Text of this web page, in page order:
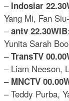
– Indosiar
Yang Mi, Fan
–antv 22.30WIB
Yunita Sarah
–TransTV
– Liam Neeson,
– MNCTV
– Teddy Purba,